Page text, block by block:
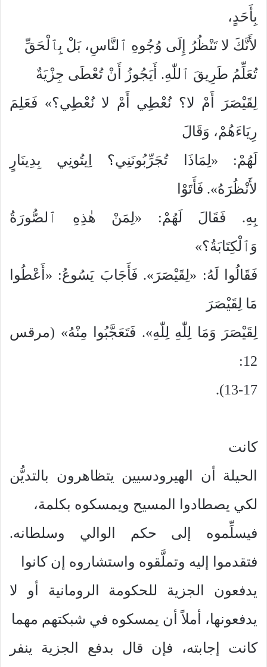
بِأَحَدٍ،
لأَنَّكَ لا تَنْظُرُ إِلَى وُجُوهِ ٱلنَّاسِ، بَلْ بِٱلْحَقِّ
تُعَلِّمُ طَرِيقَ ٱللّٰهِ. أَيَجُوزُ أَنْ تُعْطَى جِزْيَةٌ
لِقَيْصَرَ أَمْ لا؟ نُعْطِي أَمْ لا نُعْطِي؟» فَعَلِمَ
رِيَاءَهُمْ، وَقَالَ
لَهُمْ: «لِمَاذَا تُجَرِّبُونَنِي؟ اِيتُونِي بِدِينَارٍ
لأَنْظُرَهُ». فَأَتَوْا
بِهِ. فَقَالَ لَهُمْ: «لِمَنْ هٰذِهِ ٱلصُّورَةُ
وَٱلْكِتَابَةُ؟»
فَقَالُوا لَهُ: «لِقَيْصَرَ». فَأَجَابَ يَسُوعُ: «أَعْطُوا
مَا لِقَيْصَرَ
لِقَيْصَرَ وَمَا لِلّٰهِ لِلّٰهِ». فَتَعَجَّبُوا مِنْهُ» (مرقس
12:
13-17).
كانت
الحيلة أن الهيرودسيين يتظاهرون بالتديُّن
لكي يصطادوا المسيح ويمسكوه بكلمة،
فيسلِّموه إلى حكم الوالي وسلطانه.
فتقدموا إليه وتملَّقوه واستشاروه إن كانوا
يدفعون الجزية للحكومة الرومانية أو لا
يدفعونها، أملاً أن يمسكوه في شبكتهم مهما
كانت إجابته، فإن قال بدفع الجزية ينفر